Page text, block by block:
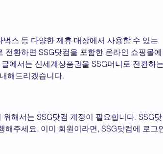
스 등 다양한 제휴 매장에서 사용할 수 있는
전환하면 SSG닷컴을 포함한 온라인 쇼핑몰에
에서는 신세계상품권을 SSG머니로 전환하
해드리겠습니다.
해서는 SSG닷컴 계정이 필요합니다. SSG닷
주세요. 이미 회원이라면, SSG닷컴에 로그